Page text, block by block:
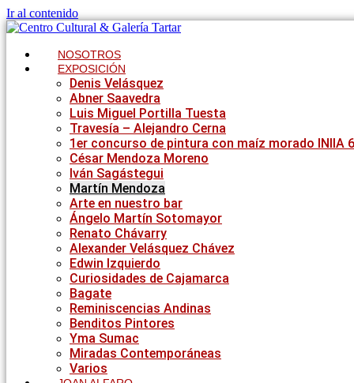
Ir al contenido
NOSOTROS
EXPOSICIÓN
Denis Velásquez
Abner Saavedra
Luis Miguel Portilla Tuesta
Travesía – Alejandro Cerna
1er concurso de pintura con maíz morado INIIA
César Mendoza Moreno
Iván Sagástegui
Martín Mendoza
Arte en nuestro bar
Ángelo Martín Sotomayor
Renato Chávarry
Alexander Velásquez Chávez
Edwin Izquierdo
Curiosidades de Cajamarca
Bagate
Reminiscencias Andinas
Benditos Pintores
Yma Sumac
Miradas Contemporáneas
Varios